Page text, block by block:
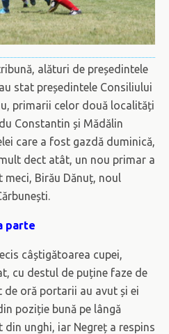
alături de președintele
stat președintele Consiliului
primarii celor două localități
Constantin și Mădălin
care a fost gazdă duminică,
dect atât, un nou primar a
Birău Dănuț, noul
parte
câștigătoarea cupei,
cu destul de puține faze de
de oră portarii au avut și ei
poziție bună pe lângă
unghi, iar Negreț a respins